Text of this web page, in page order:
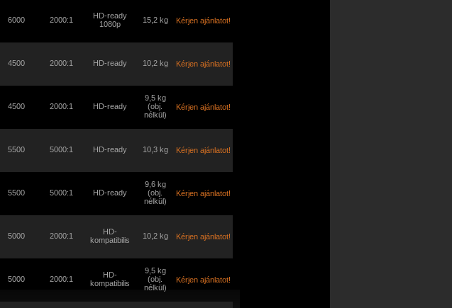
6000 2000:1
HD-ready
1080p
15,2 kg Kérjen ajánlatot!
4500 2000:1 HD-ready 10,2 kg Kérjen ajánlatot!
4500 2000:1 HD-ready
9,5 kg
(obj.
nélkül)
Kérjen ajánlatot!
5500 5000:1 HD-ready 10,3 kg Kérjen ajánlatot!
5500 5000:1 HD-ready
9,6 kg
(obj.
nélkül)
Kérjen ajánlatot!
5000 2000:1
HD-
kompatibilis
10,2 kg Kérjen ajánlatot!
5000 2000:1
HD-
kompatibilis
9,5 kg
(obj.
nélkül)
Kérjen ajánlatot!